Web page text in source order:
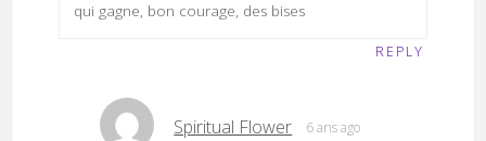
qui gagne, bon courage, des bises
REPLY
Spiritual Flower 6 ans ago